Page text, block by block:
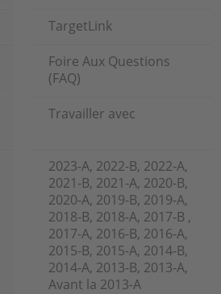
TargetLink
Foire Aux Questions
(FAQ)
Travailler avec
2023-A, 2022-B, 2022-A,
2021-B, 2021-A, 2020-B,
2020-A, 2019-B, 2019-A,
2018-B, 2018-A, 2017-B ,
2017-A, 2016-B, 2016-A,
2015-B, 2015-A, 2014-B,
2014-A, 2013-B, 2013-A,
Avant la 2013-A